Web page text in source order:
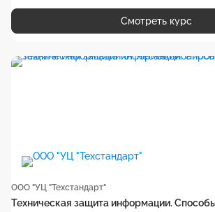
Смотреть курс
ООО "УЦ "Техстандарт"
Техническая защита информации.